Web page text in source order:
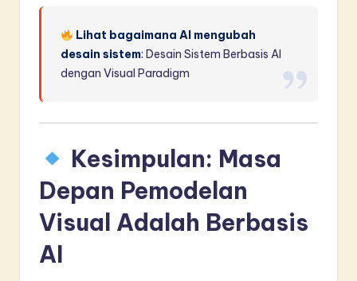
Lihat bagaimana AI mengubah
desain sistem:Desain Sistem Berbasis AI
dengan Visual Paradigm
Kesimpulan: Masa
Depan Pemodelan
Visual Adalah Berbasis
AI